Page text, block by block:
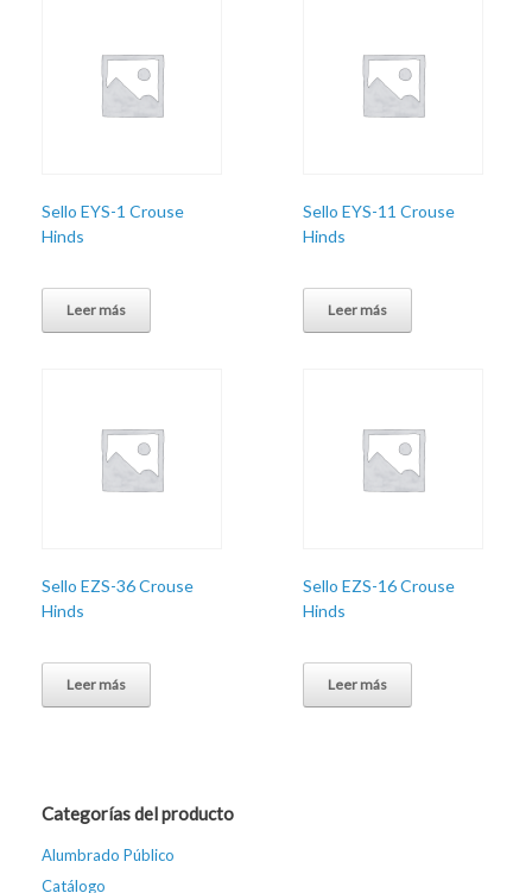
Sello EYS-1 Crouse
Hinds
Leer más
Sello EYS-11 Crouse
Hinds
Leer más
Sello EZS-36 Crouse
Hinds
Leer más
Sello EZS-16 Crouse
Hinds
Leer más
Categorías del producto
Alumbrado Público
Catálogo